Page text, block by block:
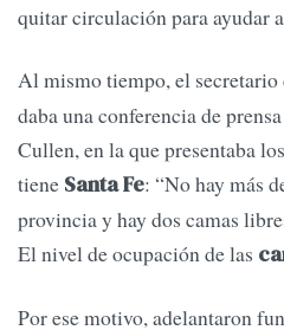
quitar circulación para ayudar
Al mismo tiempo, el secretario
daba una conferencia de
Cullen, en la que presentaba
tiene Santa Fe: “No hay más
provincia y hay dos camas
El nivel de ocupación de las
Por ese motivo, adelantaron